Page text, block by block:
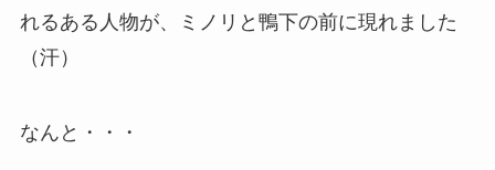
れるある人物が、ミノリと鴨下の前に現れました
（汗）
なんと・・・